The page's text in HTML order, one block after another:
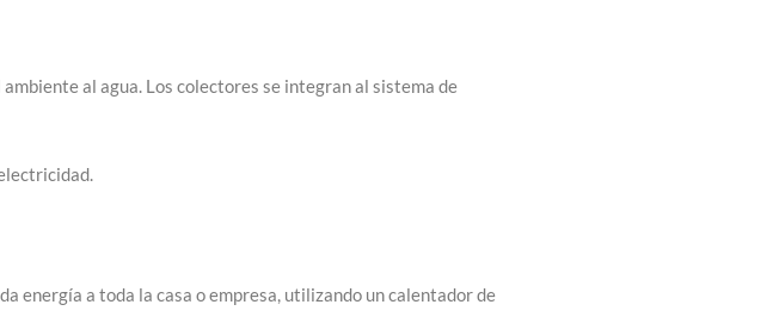
al agua. Los colectores se integran al sistema de
energía a toda la casa o empresa, utilizando un calentador de